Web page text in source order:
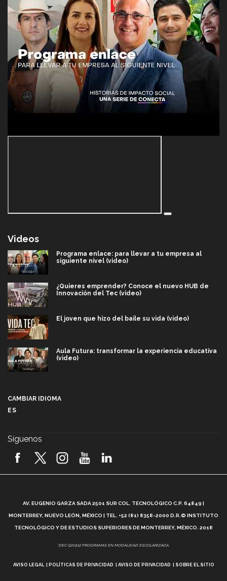
Videos
Programa enlace: para llevar a tu empresa al
siguiente nivel (video)
¿Quieres emprender? Conoce el nuevo HUB de
Innovación del Tec (video)
El joven que hizo del baile su vida (video)
Aula Futura: transformar la experiencia educativa
(video)
2026! (video)
¿Cómo es el Modelo Educativo Tec? (video)
Vida Tec: Feminismo e Inteligencia Artificial, Paola
CAMBIAR IDIOMA
ES
Síguenos
AV. EUGENIO GARZA SADA 2501 SUR COL. TECNOLÓGICO C.P. 64849 |
MONTERREY, NUEVO LEÓN, MÉXICO | TEL. +52 (81) 8358-2000 D.R.© INSTITUTO
TECNOLÓGICO Y DE ESTUDIOS SUPERIORES DE MONTERREY, MÉXICO. 2018
*DEC-520912 PROGRAMAS EN MODALIDAD ESCOLARIZADA.
AVISO LEGAL POLÍTICAS DE PRIVACIDAD AVISO DE PRIVACIDAD SOBRE EL SITIO